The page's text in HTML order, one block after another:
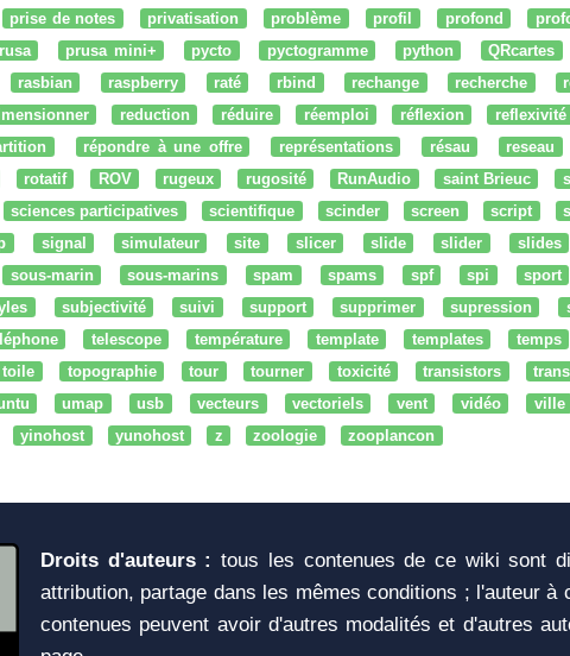
prise de notes privatisation problème profil profond
prusa mini+ pycto pyctogramme python QRcartes
rasbian raspberry raté rbind rechange recherche
reduction réduire réemploi réflexion reflexivité
répondre à une offre représentations résau reseau
rotatif ROV rugeux rugosité RunAudio saint Brieuc
sciences participatives scientifique scinder screen script
signal simulateur site slicer slide slider slides
sous-marin sous-marins spam spams spf spi sport
subjectivité suivi support supprimer supression
telescope température template templates temps
toile topographie tour tourner toxicité transistors
umap usb vecteurs vectoriels vent vidéo ville
yinohost yunohost z zoologie zooplancon
Droits d'auteurs : tous les contenues de ce wiki sont
attribution, partage dans les mêmes conditions ; l'auteur
contenues peuvent avoir d'autres modalités et d'autres